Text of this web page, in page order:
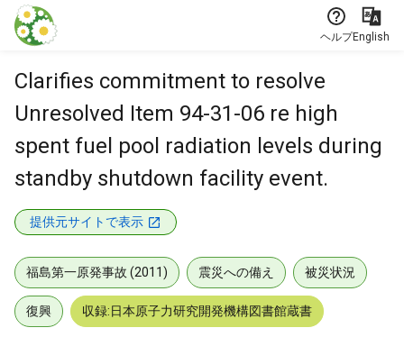
本文に飛ぶ
ヘルプEnglish
Clarifies commitment to resolve
Unresolved Item 94-31-06 re high
spent fuel pool radiation levels during
standby shutdown facility event.
提供元サイトで表示
福島第一原発事故 (2011) 震災への備え 被災状況
復興 収録:日本原子力研究開発機構図書館蔵書